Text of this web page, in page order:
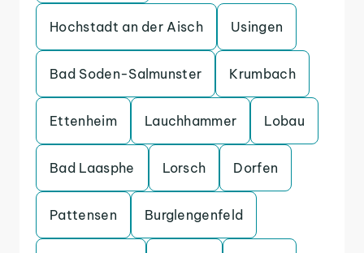
Hochstadt an der Aisch Usingen
Bad Soden-Salmunster Krumbach
Ettenheim Lauchhammer Lobau
Bad Laasphe Lorsch Dorfen
Pattensen Burglengenfeld